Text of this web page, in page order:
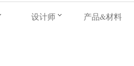
设计师 产品&材料